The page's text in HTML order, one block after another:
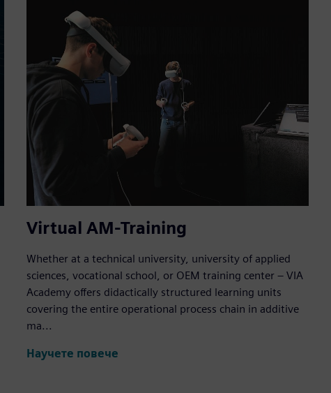
Virtual AM-Training
Whether at a technical university, university of applied
sciences, vocational school, or OEM training center – VIA
Academy offers didactically structured learning units
covering the entire operational process chain in additive
ma...
Научете повече